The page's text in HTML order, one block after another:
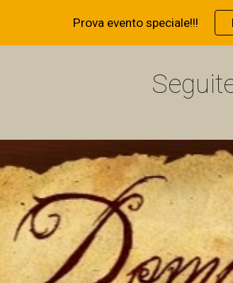
Skip to main content
Prova evento speciale!!!